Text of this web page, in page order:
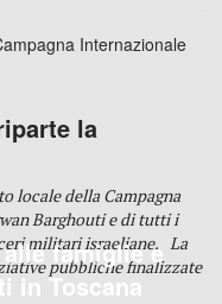
la
locale della Campagna
Barghouti e di tutti i
militari israeliane. La
pubbliche finalizzate
famiglie e
in Toscana